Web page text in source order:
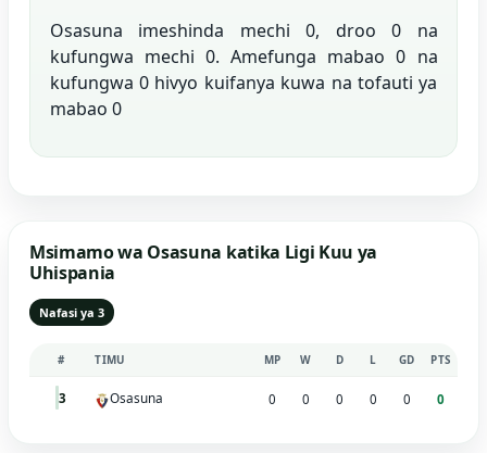
Osasuna imeshinda mechi 0, droo 0 na
kufungwa mechi 0. Amefunga mabao 0 na
kufungwa 0 hivyo kuifanya kuwa na tofauti ya
mabao 0
Msimamo wa Osasuna katika Ligi Kuu ya
Uhispania
Nafasi ya 3
# TIMU MP W D L GD PTS
3 Osasuna 0 0 0 0 0 0